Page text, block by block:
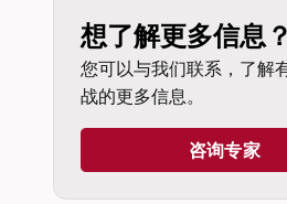
想了解更多信息？
您可以与我们联系，了解
战的更多信息。
咨询专家